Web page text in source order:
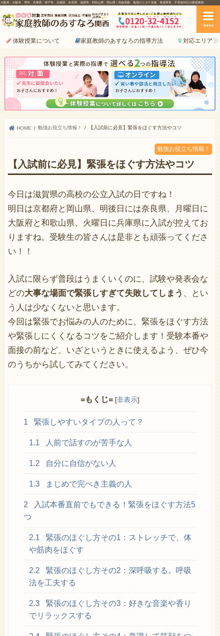
大阪府、大阪市、堺市、兵庫県、神戸市、京都府、奈良県、滋賀県、和歌山県、岡山県｜高校受験、勉強のニガテ克服、発達障害、不登校対応の家庭教師
menu
体験授業について 家庭教師のあすなろの指導方法 対応エリア
HOME 勉強お役立ち情報！ 【入試前に必見】緊張をほぐす方法やコツ
勉強お役立ち情報！
【入試前に必見】緊張をほぐす方法やコツ
今日は滋賀県の高校の公立入試の日ですね！
明日は京都府と岡山県、明後日には奈良県、月曜日に
大阪府と和歌山県、火曜日に兵庫県に入試が控えてお
りますね。受験生の皆さんは是非とも頑張ってくださ
い！！
入試に限らず普段はうまくいくのに、試験や発表会な
どの大事な場面で緊張しすぎて失敗してしまう 、とい
う人は少なくないと思います。
今回は緊張でお悩みの人のために、緊張をほぐす方法
や緊張しにくくなるコツをご紹介します！受験本番や
面接の前など、いざというときに使えるよう、ぜひ今
のうちから試してみてください。
=もくじ= [非表示]
1 緊張しやすいタイプの人って？
1.1 人前で話すのが苦手な人
1.2 自分に自信がない人
1.3 まじめで完ぺき主義の人
2
入試本番直前でもできる！緊張をほぐす方法5
つ
2.1
緊張のほぐし方その1：ストレッチで、体
や筋肉をほぐす
2.2
緊張のほぐし方その2：深呼吸する。呼吸
法を工夫する
2.3
緊張のほぐし方その3：好きな音楽や香り
でリラックスする